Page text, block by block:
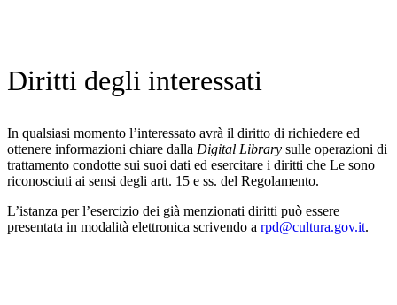
Diritti degli interessati
In qualsiasi momento l’interessato avrà il diritto di richiedere ed
ottenere informazioni chiare dalla Digital Library sulle operazioni di
trattamento condotte sui suoi dati ed esercitare i diritti che Le sono
riconosciuti ai sensi degli artt. 15 e ss. del Regolamento.
L’istanza per l’esercizio dei già menzionati diritti può essere
presentata in modalità elettronica scrivendo a rpd@cultura.gov.it.